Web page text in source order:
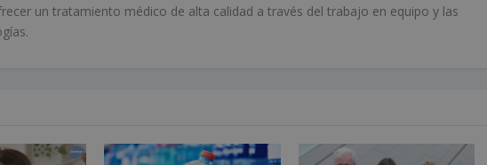
un tratamiento médico de alta calidad a través del trabajo en equipo y las